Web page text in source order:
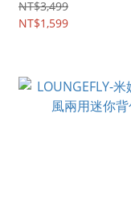
NT$3,499
NT$1,599